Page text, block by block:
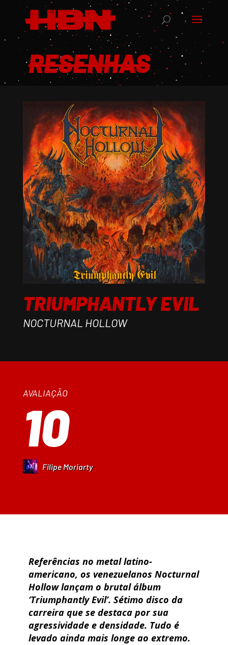
RESENHAS
TRIUMPHANTLY EVIL
NOCTURNAL HOLLOW
AVALIAÇÃO
10
Filipe Moriarty
Referências no metal latino-
americano, os venezuelanos Nocturnal
Hollow lançam o brutal álbum
‘Triumphantly Evil’. Sétimo disco da
carreira que se destaca por sua
agressividade e densidade. Tudo é
levado ainda mais longe ao extremo.